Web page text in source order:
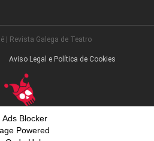
| Revista Galega de Teatro
Aviso Legal e Política de Cookies